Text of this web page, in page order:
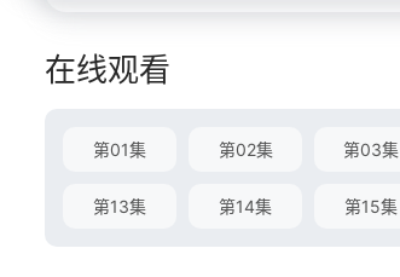
在线观看
第01集 第02集 第03集
第13集 第14集 第15集